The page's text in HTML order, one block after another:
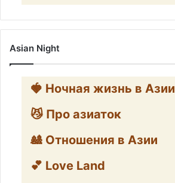
Asian Night
🍓 Ночная жизнь в Азии
😼 Про азиаток
🎎 Отношения в Азии
💕 Love Land